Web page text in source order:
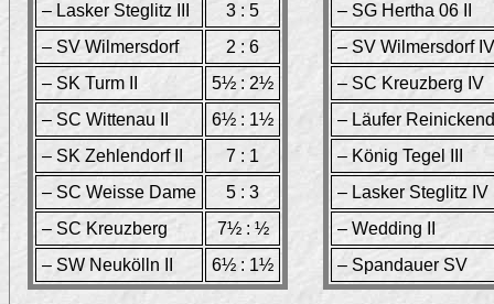
– Lasker Steglitz III
3 : 5
– SV Wilmersdorf
2 : 6
– SK Turm II
5½ : 2½
– SC Wittenau II
6½ : 1½
– SK Zehlendorf II
7 : 1
– SC Weisse Dame
5 : 3
– SC Kreuzberg
7½ : ½
– SW Neukölln II
6½ : 1½
– SG Hertha 06 II
– SV Wilmersdorf IV
– SC Kreuzberg IV
– Läufer
– König Tegel III
– Lasker Steglitz IV
– Wedding II
– Spandauer SV